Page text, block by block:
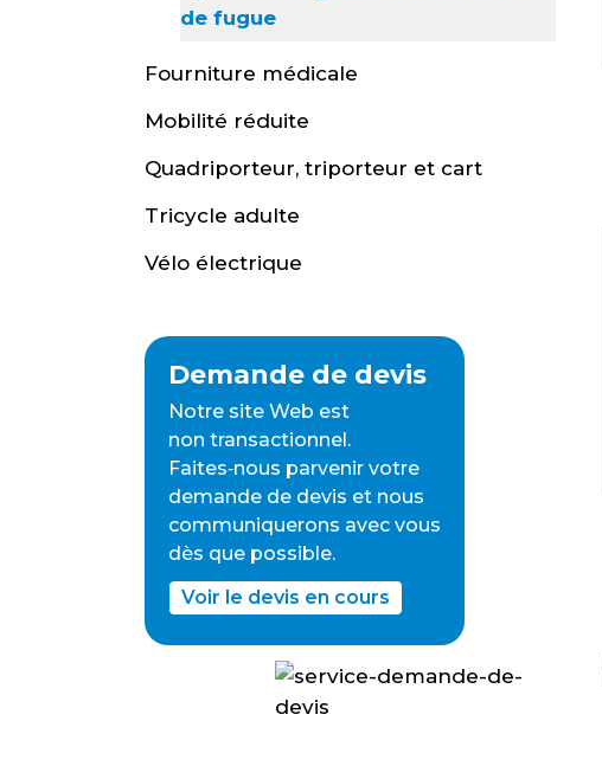
de fugue
Fourniture médicale
Mobilité réduite
Quadriporteur, triporteur et cart
Tricycle adulte
Vélo électrique
Demande de devis
Notre site Web est
non transactionnel.
Faites‑nous parvenir votre
demande de devis et nous
communiquerons avec vous
dès que possible.
Voir le devis en cours